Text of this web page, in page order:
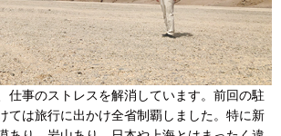
仕事のストレスを解消しています。前回の駐
ては旅行に出かけ全省制覇しました。特に新